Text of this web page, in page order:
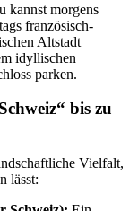
kannst morgens
französisch-
Altstadt
idyllischen
parken.
bis zu
Vielfalt,
lässt: